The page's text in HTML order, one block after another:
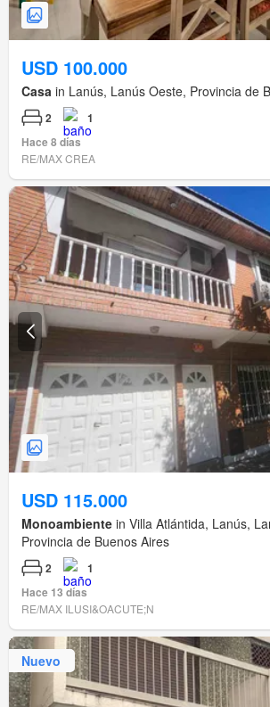
USD 100.000
Casa in Lanús, Lanús Oeste, Provincia de
2
1
Hace 8 días
RE/MAX CREA
USD 115.000
Monoambiente in Villa Atlántida, Lanús,
Provincia de Buenos Aires
2
1
Hace 13 días
RE/MAX ILUSI&OACUTE;N
Nuevo